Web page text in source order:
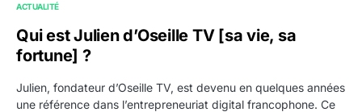
ACTUALITÉ
Qui est Julien d’Oseille TV [sa vie, sa
fortune] ?
Julien, fondateur d’Oseille TV, est devenu en quelques années
une référence dans l’entrepreneuriat digital francophone. Ce